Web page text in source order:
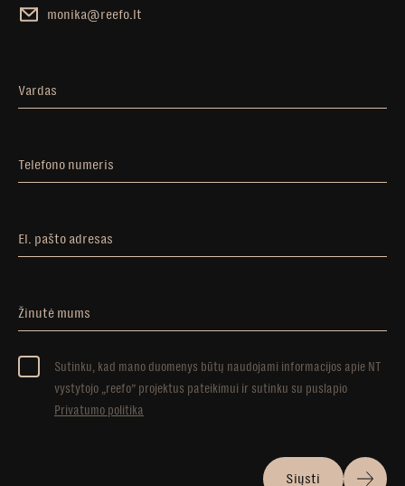
monika@reefo.lt
Vardas
Telefono numeris
El. pašto adresas
Žinutė mums
Sutinku, kad mano duomenys būtų naudojami informacijos apie NT
vystytojo „reefo” projektus pateikimui ir sutinku su puslapio
Privatumo politika
Siųsti